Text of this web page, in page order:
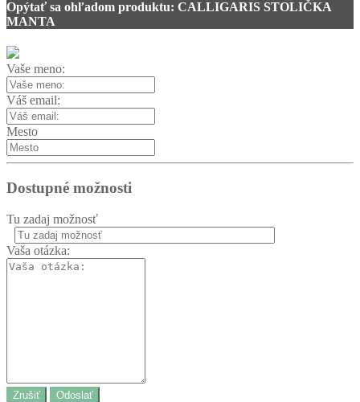
Opýtať sa ohľadom produktu: CALLIGARIS STOLIČKA
MANTA
Vaše meno:
Váš email:
Mesto
Dostupné možnosti
Tu zadaj možnosť
Vaša otázka:
Zrušiť Odoslať